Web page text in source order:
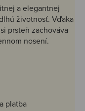
a elegantnej
životnosť. Vďaka
prsteň zachováva
nosení.
platba